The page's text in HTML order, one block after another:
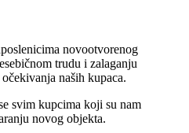
novootvorenog
trudu i zalaganju
naših kupaca.
svim kupcima koji su nam
novog objekta.